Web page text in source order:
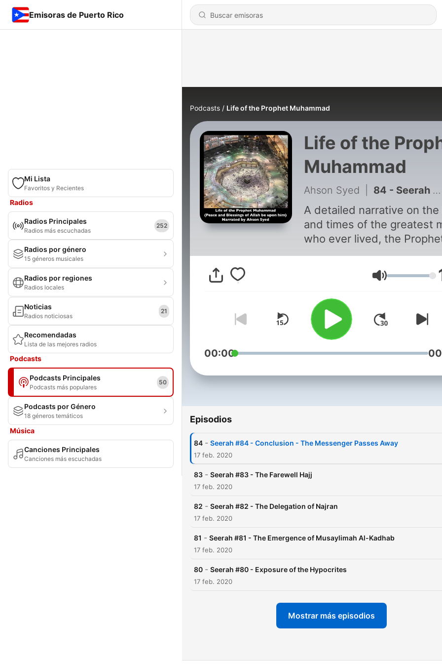
Emisoras de Puerto Rico
Mi Lista
Favoritos y Recientes
Radios
Radios Principales
Radios más escuchadas
252
Radios por género
15 géneros musicales
Radios por regiones
Radios locales
Noticias
Radios noticiosas
21
Recomendadas
Lista de las mejores radios
Podcasts
Podcasts Principales
Podcasts más populares
50
Podcasts por Género
18 géneros temáticos
Música
Canciones Principales
Canciones más escuchadas
Podcasts Life of the Prophet Muhammad
Life of the
Muhammad
Ahson Syed 84 - Seerah #84 - Conclusion - The Messenger Passes Away
A detailed narrative on the
and times of the greatest
who ever lived, the
Muhammad (Peace and
Blessings of Allah be upon
him). Narrated by Ahson
Volumen
00:00
Episodios
84 - Seerah #84 - Conclusion - The Messenger Passes Away
17 feb. 2020
83 - Seerah #83 - The Farewell Hajj
17 feb. 2020
82 - Seerah #82 - The Delegation of Najran
17 feb. 2020
81 - Seerah #81 - The Emergence of Musaylimah Al-Kadhab
17 feb. 2020
80 - Seerah #80 - Exposure of the Hypocrites
17 feb. 2020
Mostrar más episodios